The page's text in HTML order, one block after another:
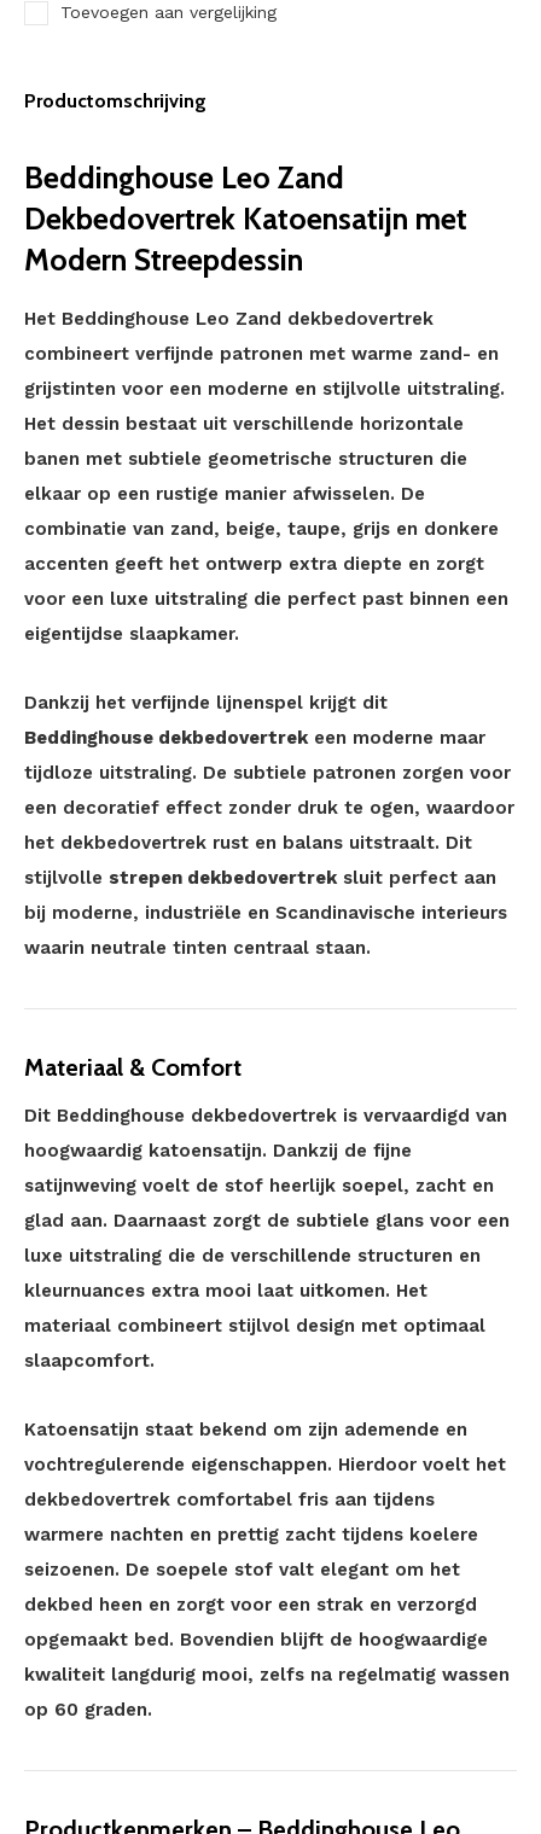
Toevoegen aan vergelijking
Productomschrijving
Beddinghouse Leo Zand
Dekbedovertrek Katoensatijn met
Modern Streepdessin
Het Beddinghouse Leo Zand dekbedovertrek
combineert verfijnde patronen met warme zand- en
grijstinten voor een moderne en stijlvolle uitstraling.
Het dessin bestaat uit verschillende horizontale
banen met subtiele geometrische structuren die
elkaar op een rustige manier afwisselen. De
combinatie van zand, beige, taupe, grijs en donkere
accenten geeft het ontwerp extra diepte en zorgt
voor een luxe uitstraling die perfect past binnen een
eigentijdse slaapkamer.
Dankzij het verfijnde lijnenspel krijgt dit
Beddinghouse dekbedovertrekeen moderne maar
tijdloze uitstraling. De subtiele patronen zorgen voor
een decoratief effect zonder druk te ogen, waardoor
het dekbedovertrek rust en balans uitstraalt. Dit
stijlvolle strepen dekbedovertreksluit perfect aan
bij moderne, industriële en Scandinavische interieurs
waarin neutrale tinten centraal staan.
Materiaal & Comfort
Dit Beddinghouse dekbedovertrek is vervaardigd van
hoogwaardig katoensatijn. Dankzij de fijne
satijnweving voelt de stof heerlijk soepel, zacht en
glad aan. Daarnaast zorgt de subtiele glans voor een
luxe uitstraling die de verschillende structuren en
kleurnuances extra mooi laat uitkomen. Het
materiaal combineert stijlvol design met optimaal
slaapcomfort.
Katoensatijn staat bekend om zijn ademende en
vochtregulerende eigenschappen. Hierdoor voelt het
dekbedovertrek comfortabel fris aan tijdens
warmere nachten en prettig zacht tijdens koelere
seizoenen. De soepele stof valt elegant om het
dekbed heen en zorgt voor een strak en verzorgd
opgemaakt bed. Bovendien blijft de hoogwaardige
kwaliteit langdurig mooi, zelfs na regelmatig wassen
op 60 graden.